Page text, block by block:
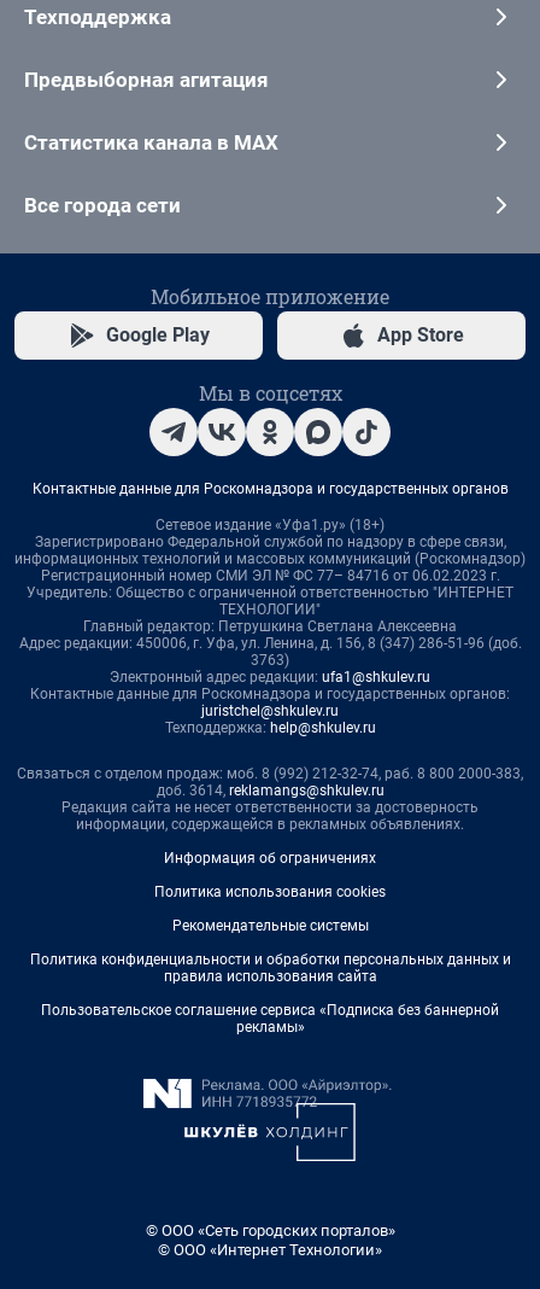
Техподдержка
Предвыборная агитация
Статистика канала в MAX
Все города сети
Мобильное приложение
Google Play App Store
Мы в соцсетях
Контактные данные для Роскомнадзора и государственных органов
Сетевое издание «Уфа1.ру» (18+)
Зарегистрировано Федеральной службой по надзору в сфере связи,
информационных технологий и массовых коммуникаций (Роскомнадзор)
Регистрационный номер СМИ ЭЛ № ФС 77– 84716 от 06.02.2023 г.
Учредитель: Общество с ограниченной ответственностью "ИНТЕРНЕТ
ТЕХНОЛОГИИ"
Главный редактор: Петрушкина Светлана Алексеевна
Адрес редакции: 450006, г. Уфа, ул. Ленина, д. 156, 8 (347) 286-51-96 (доб.
3763)
Электронный адрес редакции: ufa1@shkulev.ru
Контактные данные для Роскомнадзора и государственных органов:
juristchel@shkulev.ru
Техподдержка: help@shkulev.ru
Связаться с отделом продаж: моб. 8 (992) 212-32-74, раб. 8 800 2000-383,
доб. 3614, reklamangs@shkulev.ru
Редакция сайта не несет ответственности за достоверность
информации, содержащейся в рекламных объявлениях.
Информация об ограничениях
Политика использования cookies
Рекомендательные системы
Политика конфиденциальности и обработки персональных данных и
правила использования сайта
Пользовательское соглашение сервиса «Подписка без баннерной
рекламы»
© ООО «Сеть городских порталов»
© ООО «Интернет Технологии»